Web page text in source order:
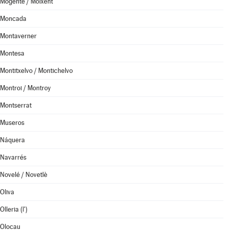
Moncada
Montaverner
Montesa
Montitxelvo / Montichelvo
Montroi / Montroy
Montserrat
Museros
Náquera
Navarrés
Novelé / Novetlè
Oliva
Olleria (l')
Olocau